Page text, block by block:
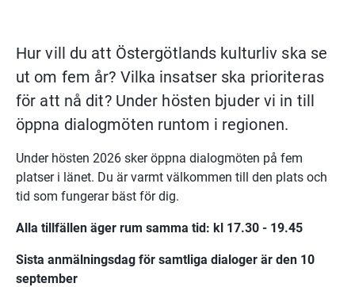
Hur vill du att Östergötlands kulturliv ska se
ut om fem år? Vilka insatser ska prioriteras
för att nå dit? Under hösten bjuder vi in till
öppna dialogmöten runtom i regionen.
Under hösten 2026 sker öppna dialogmöten på fem
platser i länet. Du är varmt välkommen till den plats och
tid som fungerar bäst för dig.
Alla tillfällen äger rum samma tid: kl 17.30 - 19.45
Sista anmälningsdag för samtliga dialoger är den 10
september